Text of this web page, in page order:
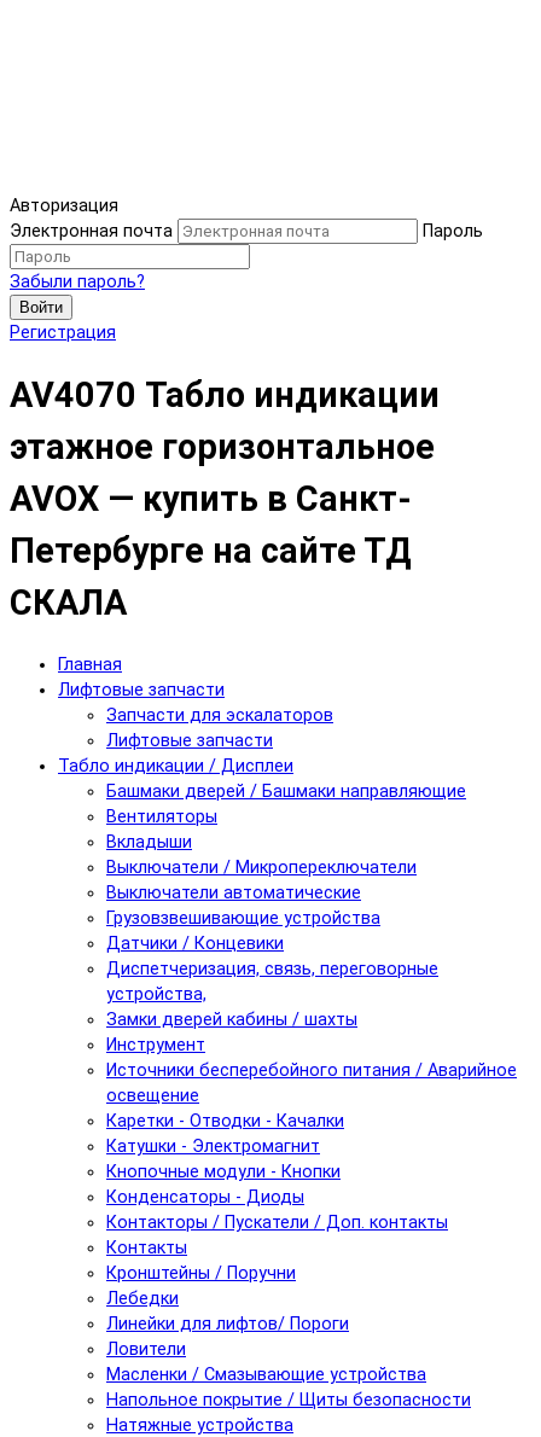
Авторизация
Электронная почта
Пароль
Забыли пароль?
Войти
Регистрация
AV4070 Табло индикации
этажное горизонтальное
AVOX — купить в Санкт-
Петербурге на сайте ТД
СКАЛА
Главная
Лифтовые запчасти
Запчасти для эскалаторов
Лифтовые запчасти
Табло индикации / Дисплеи
Башмаки дверей / Башмаки направляющие
Вентиляторы
Вкладыши
Выключатели / Микропереключатели
Выключатели автоматические
Грузовзвешивающие устройства
Датчики / Концевики
Диспетчеризация, связь, переговорные
устройства,
Замки дверей кабины / шахты
Инструмент
Источники бесперебойного питания / Аварийное
освещение
Каретки - Отводки - Качалки
Катушки - Электромагнит
Кнопочные модули - Кнопки
Конденсаторы - Диоды
Контакторы / Пускатели / Доп. контакты
Контакты
Кронштейны / Поручни
Лебедки
Линейки для лифтов/ Пороги
Ловители
Масленки / Смазывающие устройства
Напольное покрытие / Щиты безопасности
Натяжные устройства